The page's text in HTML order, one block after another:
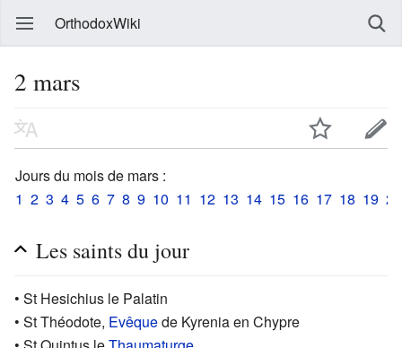
OrthodoxWiki
2 mars
Jours du mois de mars :
1 2 3 4 5 6 7 8 9 10 11 12 13 14 15 16 17 18 19 20
Les saints du jour
• St Hesichius le Palatin
• St Théodote, Evêquede Kyrenia en Chypre